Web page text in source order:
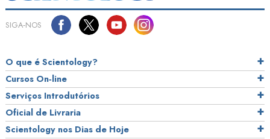
SIGA‑NOS
O que é Scientology?
Cursos On‑line
Serviços Introdutórios
Oficial de Livraria
Scientology nos Dias de Hoje